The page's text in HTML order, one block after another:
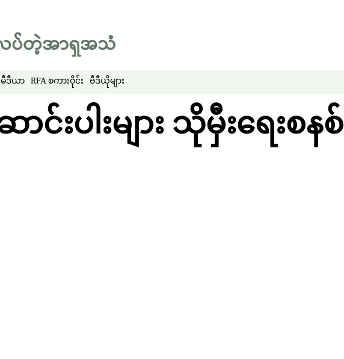
ဒီယာ RFA စကားဝိုင်း ဗီဒီယိုများ
းပါးများ သိုမှီးရေးစနစ်